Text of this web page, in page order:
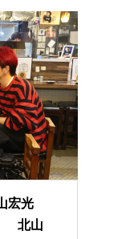
宏光
北山